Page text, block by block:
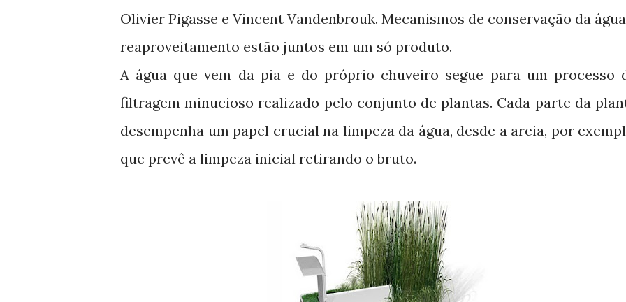
Olivier Pigasse e Vincent Vandenbrouk. Mecanismos de conservação da
reaproveitamento estão juntos em um só produto.
A água que vem da pia e do próprio chuveiro segue para um processo
filtragem minucioso realizado pelo conjunto de plantas. Cada parte da
desempenha um papel crucial na limpeza da água, desde a areia, por
que prevê a limpeza inicial retirando o bruto.